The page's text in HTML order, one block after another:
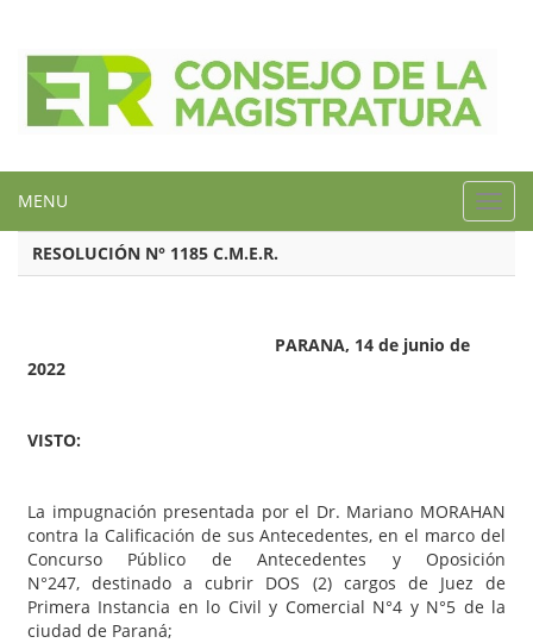
MENU
RESOLUCIÓN N° 1185 C.M.E.R.
PARANA, 14 de junio de
2022
VISTO:
La impugnación presentada por el Dr. Mariano MORAHAN
contra la Calificación de sus Antecedentes, en el marco del
Concurso Público de Antecedentes y Oposición
N°247, destinado a cubrir DOS (2) cargos de Juez de
Primera Instancia en lo Civil y Comercial N°4 y N°5 de la
ciudad de Paraná;